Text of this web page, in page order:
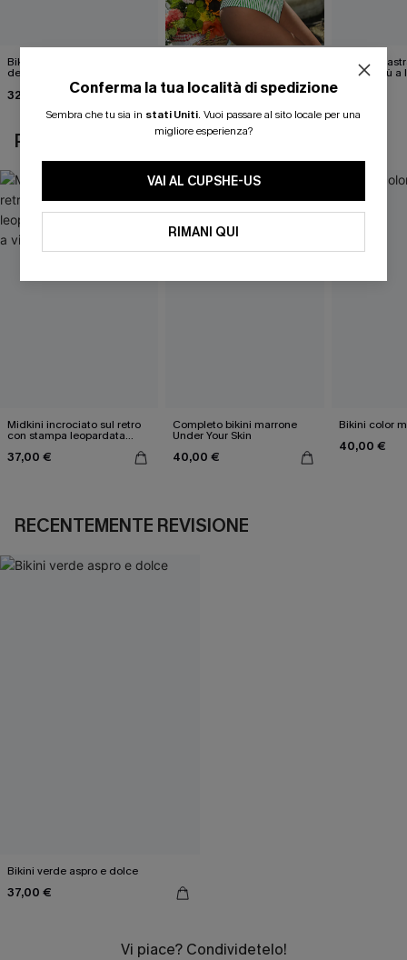
Bikini a quadretti con
delfino
32,00 € 36,00 €
39,00 €
Set bikini
restare più
POTREBBE INTERESSARTI ANCHE
Midkini incrociato sul retro
con stampa leopardata
37,00 €
Completo bikini marrone
Under Your Skin
40,00 €
Bikini color
40,00 €
RECENTEMENTE REVISIONE
Bikini verde aspro e dolce
37,00 €
Vi piace? Condividetelo!
Conferma la tua località di spedizione
Sembra che tu sia in stati Uniti. Vuoi passare al sito locale per una
migliore esperienza?
VAI AL CUPSHE-US
RIMANI QUI